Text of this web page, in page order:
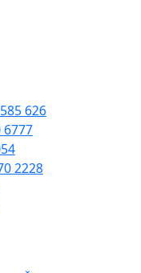
626
6777
2228